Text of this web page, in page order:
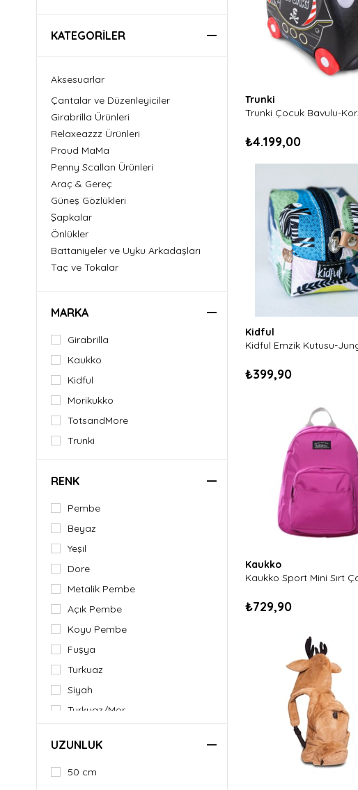
KATEGORILER
Aksesuarlar
Çantalar ve Düzenleyiciler
Girabrilla Ürünleri
Relaxeazzz Ürünleri
Proud MaMa
Penny Scallan Ürünleri
Araç & Gereç
Güneş Gözlükleri
Şapkalar
Önlükler
Battaniyeler ve Uyku Arkadaşları
Taç ve Tokalar
MARKA
Girabrilla
Kaukko
Kidful
Morikukko
TotsandMore
Trunki
RENK
Pembe
Beyaz
Yeşil
Dore
Metalik Pembe
Açık Pembe
Koyu Pembe
Fuşya
Turkuaz
Siyah
Turkuaz/Mor
Turkuaz/Pembe
Mor/Turkuaz
UZUNLUK
50 cm
Trunki
₺4.199,00
Kidful
Kidful Emzik Kutusu-
₺399,90
Kaukko
₺729,90